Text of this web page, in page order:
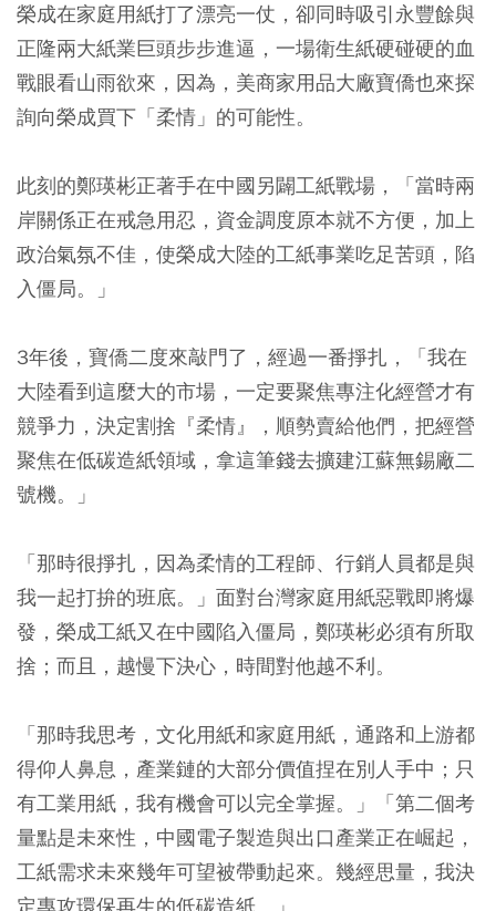
榮成在家庭用紙打了漂亮一仗，卻同時吸引永豐餘與
正隆兩大紙業巨頭步步進逼，一場衛生紙硬碰硬的血
戰眼看山雨欲來，因為，美商家用品大廠寶僑也來探
詢向榮成買下「柔情」的可能性。
此刻的鄭瑛彬正著手在中國另闢工紙戰場，「當時兩
岸關係正在戒急用忍，資金調度原本就不方便，加上
政治氣氛不佳，使榮成大陸的工紙事業吃足苦頭，陷
入僵局。」
3年後，寶僑二度來敲門了，經過一番掙扎，「我在
大陸看到這麼大的市場，一定要聚焦專注化經營才有
競爭力，決定割捨『柔情』，順勢賣給他們，把經營
聚焦在低碳造紙領域，拿這筆錢去擴建江蘇無錫廠二
號機。」
「那時很掙扎，因為柔情的工程師、行銷人員都是與
我一起打拚的班底。」面對台灣家庭用紙惡戰即將爆
發，榮成工紙又在中國陷入僵局，鄭瑛彬必須有所取
捨；而且，越慢下決心，時間對他越不利。
「那時我思考，文化用紙和家庭用紙，通路和上游都
得仰人鼻息，產業鏈的大部分價值捏在別人手中；只
有工業用紙，我有機會可以完全掌握。」「第二個考
量點是未來性，中國電子製造與出口產業正在崛起，
工紙需求未來幾年可望被帶動起來。幾經思量，我決